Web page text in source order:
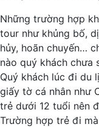
Những trường hợp
tour như khủng bố,
hủy, hoãn chuyến…
nào quý khách chưa
Quý khách lúc đi du
giấy tờ cá nhân như
trẻ dưới 12 tuổi nên
Trường hợp trẻ đi